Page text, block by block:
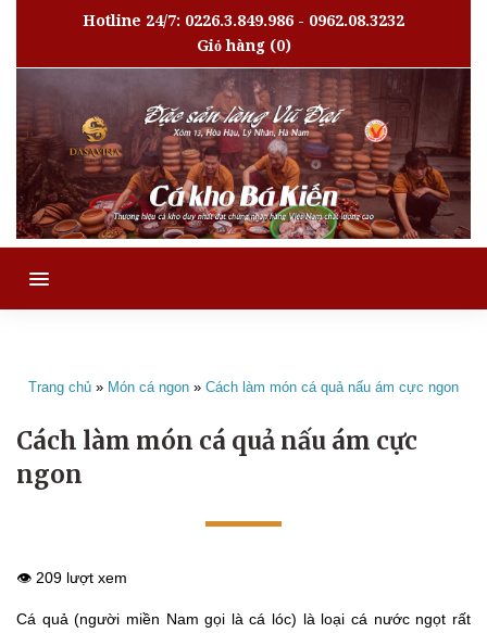
Hotline 24/7: 0226.3.849.986 - 0962.08.3232
Giỏ hàng(0)
MENU
Trang chủ » Món cá ngon » Cách làm món cá quả nấu ám cực ngon
Cách làm món cá quả nấu ám cực
ngon
👁️ 209 lượt xem
Cá quả (người miền Nam gọi là cá lóc) là loại cá nước ngọt rất